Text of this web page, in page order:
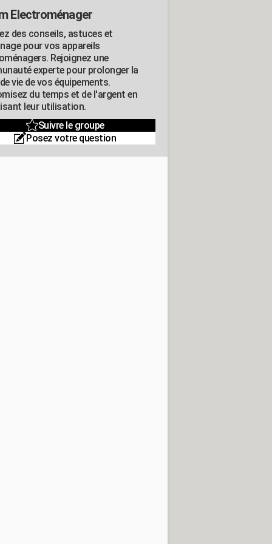
Electroménager
des conseils, astuces et
pour vos appareils
Rejoignez une
experte pour prolonger la
vie de vos équipements.
du temps et de l'argent en
leur utilisation.
Suivre le groupe
Posez votre question